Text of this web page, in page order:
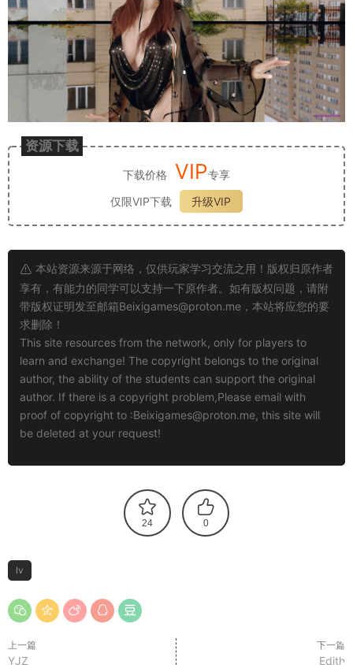
资源下载
下载价格 VIP专享
仅限VIP下载
升级VIP
本站资源来源于网络，仅供玩家学习交流之用！版权归原作者
享有，有能力的同学可以支持一下原作者。如有版权问题，请附
带版权证明发至邮箱Beixigames@proton.me ，本站将应您的要
求删除！
This site resources from the network, only for players to
learn and exchange! The copyright belongs to the original
author, the ability of the students can support the original
author. If there is a copyright problem,Please email with
proof of copyright to :Beixigames@proton.me, this site will
be deleted at your request!
24 0
lv
上一篇
YJZ
下一篇
Edith